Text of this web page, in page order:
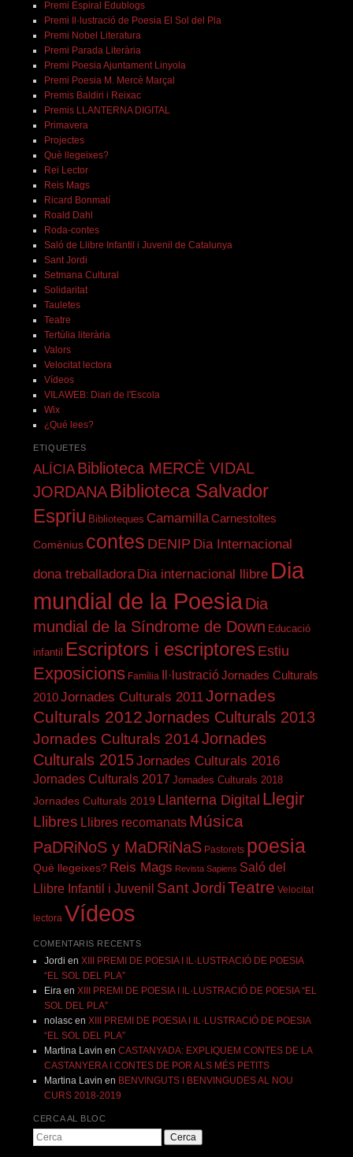
Premi Espiral Edublogs
Premi Il·lustració de Poesia El Sol del Pla
Premi Nobel Literatura
Premi Parada Literària
Premi Poesia Ajuntament Linyola
Premi Poesia M. Mercè Marçal
Premis Baldiri i Reixac
Premis LLANTERNA DIGITAL
Primavera
Projectes
Què llegeixes?
Rei Lector
Reis Mags
Ricard Bonmatí
Roald Dahl
Roda-contes
Saló de Llibre Infantil i Juvenil de Catalunya
Sant Jordi
Setmana Cultural
Solidaritat
Tauletes
Teatre
Tertúlia literària
Valors
Velocitat lectora
Vídeos
VILAWEB: Diari de l'Escola
Wix
¿Qué lees?
ETIQUETES
ALÍCIA Biblioteca MERCÈ VIDAL
JORDANA Biblioteca Salvador
Espriu Biblioteques CamamillaCarnestoltes
Comènius contes DENIP Dia Internacional
dona treballadora Dia internacional llibre Dia
mundial de la Poesia Dia
mundial de la Síndrome de Down Educació
infantil Escriptors i escriptores Estiu
Exposicions Família Il·lustracióJornades Culturals
2010Jornades Culturals 2011Jornades
Culturals 2012Jornades Culturals 2013
Jornades Culturals 2014 Jornades
Culturals 2015Jornades Culturals 2016
Jornades Culturals 2017 Jornades Culturals 2018
Jornades Culturals 2019 Llanterna Digital Llegir
Llibres Llibres recomanats Música
PaDRiNoS y MaDRiNaS Pastorets poesia
Què llegeixes? Reis Mags Revista Sapiens Saló del
Llibre Infantil i Juvenil Sant Jordi Teatre Velocitat
lectora Vídeos
COMENTARIS RECENTS
Jordi en XIII PREMI DE POESIA I IL·LUSTRACIÓ DE POESIA
“EL SOL DEL PLA”
Eira en XIII PREMI DE POESIA I IL·LUSTRACIÓ DE POESIA “EL
SOL DEL PLA”
nolascen XIII PREMI DE POESIA I IL·LUSTRACIÓ DE POESIA
“EL SOL DEL PLA”
Martina Lavin en CASTANYADA: EXPLIQUEM CONTES DE LA
CASTANYERA I CONTES DE POR ALS MÉS PETITS
Martina Lavin en BENVINGUTS I BENVINGUDES AL NOU
CURS 2018-2019
CERCA AL BLOC
Cerca